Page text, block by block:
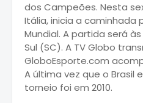
dos Campeões. Nesta
Itália, inicia a caminhada
Mundial. A partida será
Sul (SC). A TV Globo
GloboEsporte.com
A última vez que o Brasil
torneio foi em 2010.